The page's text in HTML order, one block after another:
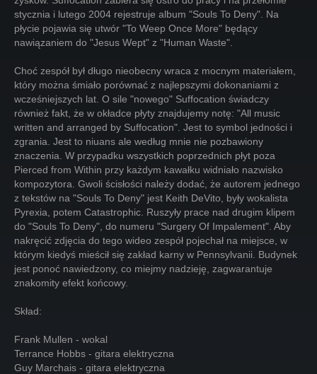
stycznia i lutego 2004 rejestruje album "Souls To Deny". Na
płycie pojawia się utwór "To Weep Once More" będący
nawiązaniem do "Jesus Wept" z "Human Waste".
Choć zespół był długo nieobecny wraca z mocnym materiałem,
który można śmiało porównać z najlepszymi dokonaniami z
wcześniejszych lat. O sile "nowego" Suffocation świadczy
również fakt, że w okładce płyty znajdujemy notę: "All music
written and arranged by Suffocation". Jest to symbol jedności i
zgrania. Jest to niuans ale według mnie nie pozbawiony
znaczenia. W przypadku wszystkich poprzednich płyt poza
Pierced from Within przy każdym kawałku widniało nazwisko
kompozytora. Gwoli ścisłości należy dodać, że autorem jednego
z tekstów na "Souls To Deny" jest Keith DeVito, były wokalista
Pyrexia, potem Catastrophic. Ruszyły prace nad drugim klipem
do "Souls To Deny", do numeru "Surgery Of Impalement". Aby
nakręcić zdjęcia do tego wideo zespół pojechał na miejsce, w
którym kiedyś mieścił się zakład karny w Pennsylvanii. Budynek
jest ponoć nawiedzony, co miejmy nadzieję, zagwarantuje
znakomity efekt końcowy.
Skład:
Frank Mullen - wokal
Terrance Hobbs - gitara elektryczna
Guy Marchais - gitara elektryczna